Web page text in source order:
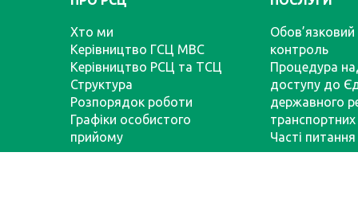
Хто ми
Керівництво ГСЦ МВС
Керівництво РСЦ та ТСЦ
Структура
Розпорядок роботи
Графіки особистого
прийому
Обов’язковий
контроль
Процедура
доступу до
державного
транспортних
Часті питання